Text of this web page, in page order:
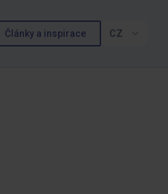
Články a inspirace CZ